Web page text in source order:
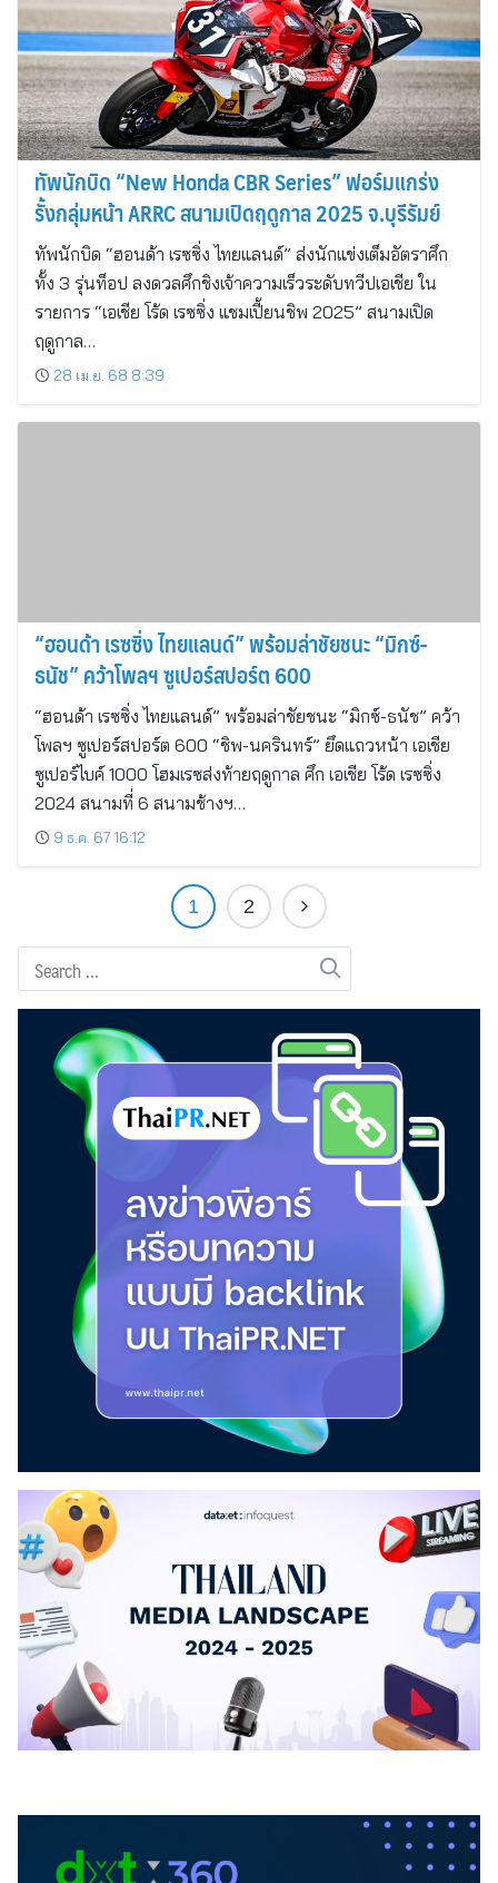
ทัพนักบิด “New Honda CBR Series” ฟอร์มแกร่ง
รั้งกลุ่มหน้า ARRC สนามเปิดฤดูกาล 2025 จ.บุรีรัมย์
ทัพนักบิด “ฮอนด้า เรซซิ่ง ไทยแลนด์” ส่งนักแข่งเต็มอัตราศึก
ทั้ง 3 รุ่นท็อป ลงดวลศึกชิงเจ้าความเร็วระดับทวีปเอเชีย ใน
รายการ “เอเชีย โร้ด เรซซิ่ง แชมเปี้ยนชิพ 2025” สนามเปิด
ฤดูกาล…
28 เม.ย. 68 8:39
“ฮอนด้า เรซซิ่ง ไทยแลนด์” พร้อมล่าชัยชนะ “มิกซ์-
ธนัช” คว้าโพลฯ ซูเปอร์สปอร์ต 600
“ฮอนด้า เรซซิ่ง ไทยแลนด์” พร้อมล่าชัยชนะ “มิกซ์-ธนัช” คว้า
โพลฯ ซูเปอร์สปอร์ต 600 “ชิพ-นครินทร์” ยึดแถวหน้า เอเชีย
ซูเปอร์ไบค์ 1000 โฮมเรซส่งท้ายฤดูกาล ศึก เอเชีย โร้ด เรซซิ่ง
2024 สนามที่ 6 สนามช้างฯ…
9 ธ.ค. 67 16:12
1 2